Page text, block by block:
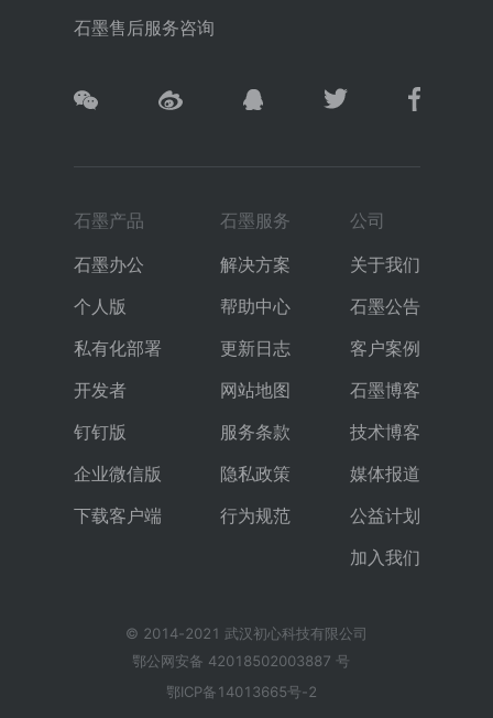
石墨售后服务咨询
石墨产品
石墨办公
个人版
私有化部署
开发者
钉钉版
企业微信版
下载客户端
石墨服务
解决方案
帮助中心
更新日志
网站地图
服务条款
隐私政策
行为规范
公司
关于我们
石墨公告
客户案例
石墨博客
技术博客
媒体报道
公益计划
加入我们
© 2014-2021 武汉初心科技有限公司
鄂公网安备 42018502003887 号
鄂ICP备14013665号-2